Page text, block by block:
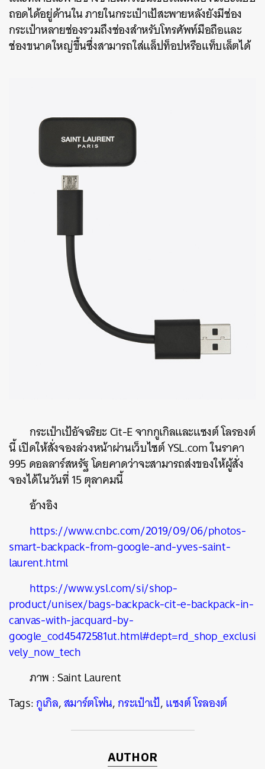
ถอดได้อยู่ด้านใน ภายในกระเป๋าเป้สะพายหลังยังมีช่อง
กระเป๋าหลายช่องรวมถึงช่องสำหรับโทรศัพท์มือถือและ
ช่องขนาดใหญ่ขึ้นซึ่งสามารถใส่แล็ปท็อปหรือแท็บเล็ตได้
กระเป๋าเป้อัจฉริยะ Cit-E จากกูเกิลและแซงต์ โลรองต์
นี้ เปิดให้สั่งจองล่วงหน้าผ่านเว็บไซต์ YSL.com ในราคา
995 ดอลลาร์สหรัฐ โดยคาดว่าจะสามารถส่งของให้ผู้สั่ง
จองได้ในวันที่ 15 ตุลาคมนี้
อ้างอิง
https://www.cnbc.com/2019/09/06/photos-
smart-backpack-from-google-and-yves-saint-
laurent.html
https://www.ysl.com/si/shop-
product/unisex/bags-backpack-cit-e-backpack-in-
canvas-with-jacquard-by-
google_cod45472581ut.html#dept=rd_shop_exclusi
vely_now_tech
ภาพ : Saint Laurent
Tags:กูเกิล,สมาร์ตโฟน,กระเป๋าเป้,แซงต์ โรลองต์
AUTHOR
ค้นหา
SHARE